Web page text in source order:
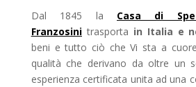
Dal 1845 la Casa di
Franzosinitrasporta in Italia e
beni e tutto ciò che Vi sta a
qualità che derivano da oltre un
esperienza certificata unita ad una